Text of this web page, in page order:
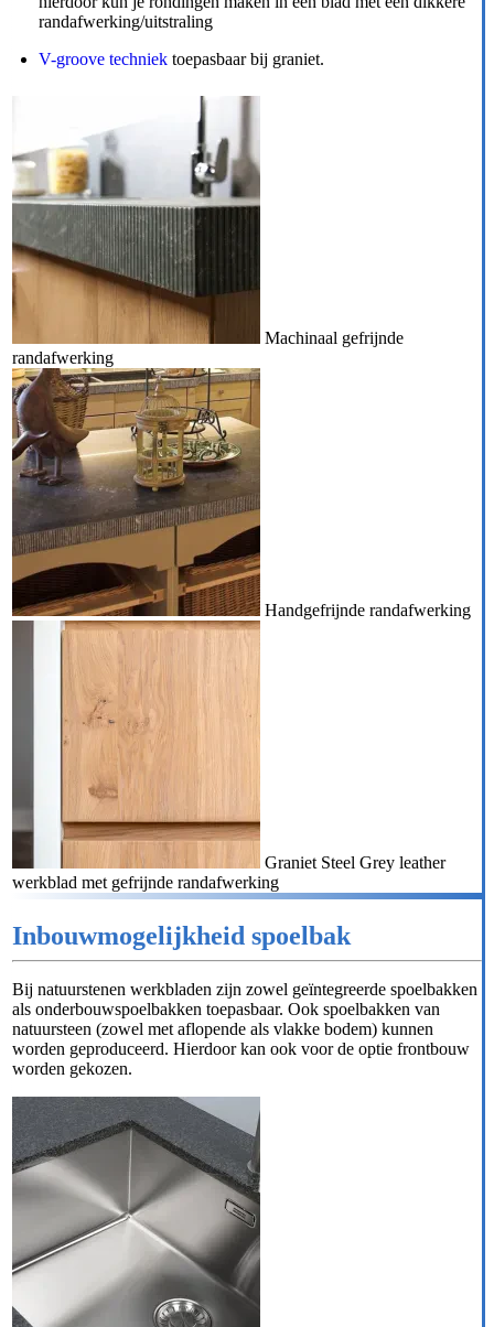
randafwerking/uitstraling
V-groove techniek toepasbaar bij graniet.
Machinaal gefrijnde
randafwerking
Handgefrijnde randafwerking
Graniet Steel Grey leather
werkblad met gefrijnde randafwerking
Inbouwmogelijkheid spoelbak
Bij natuurstenen werkbladen zijn zowel geïntegreerde spoelbakken
als onderbouwspoelbakken toepasbaar. Ook spoelbakken van
natuursteen (zowel met aflopende als vlakke bodem) kunnen
worden geproduceerd. Hierdoor kan ook voor de optie frontbouw
worden gekozen.